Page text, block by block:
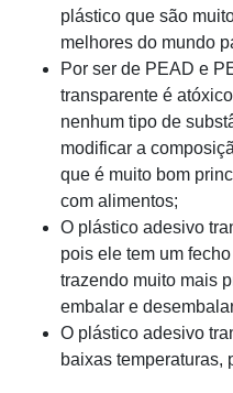
plástico que são
melhores do mundo
Por ser de PEAD e
transparente é
nenhum tipo de
modificar a
que é muito bom
com alimentos;
O plástico adesivo
pois ele tem um
trazendo muito mais
embalar e
O plástico adesivo
baixas temperaturas,